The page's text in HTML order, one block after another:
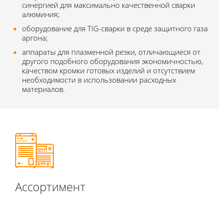
синергией для максимально качественной сварки
алюминия;
оборудование для TIG-сварки в среде защитного газа
аргона;
аппараты для плазменной резки, отличающиеся от
другого подобного оборудования экономичностью,
качеством кромки готовых изделий и отсутствием
необходимости в использовании расходных
материалов.
Ассортимент